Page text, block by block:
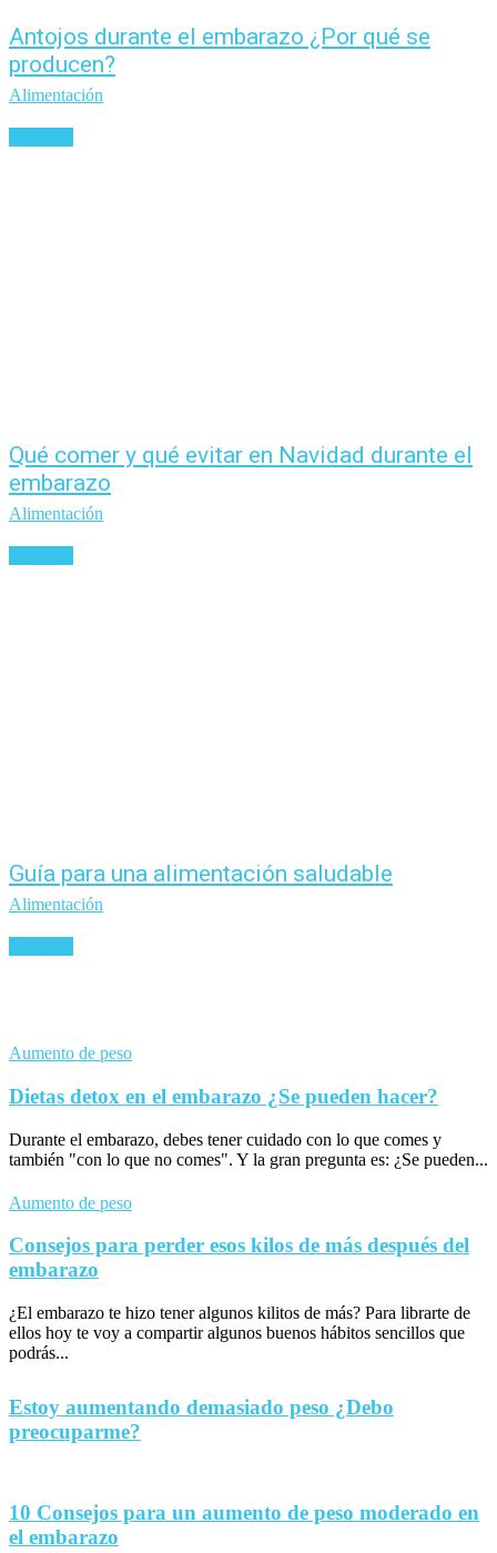
Antojos durante el embarazo ¿Por qué se
producen?
Alimentación
Qué comer y qué evitar en Navidad durante el
embarazo
Alimentación
Guía para una alimentación saludable
Alimentación
Aumento de peso
Dietas detox en el embarazo ¿Se pueden hacer?
Durante el embarazo, debes tener cuidado con lo que comes y
también "con lo que no comes". Y la gran pregunta es: ¿Se pueden...
Aumento de peso
Consejos para perder esos kilos de más después del
embarazo
¿El embarazo te hizo tener algunos kilitos de más? Para librarte de
ellos hoy te voy a compartir algunos buenos hábitos sencillos que
podrás...
Estoy aumentando demasiado peso ¿Debo
preocuparme?
10 Consejos para un aumento de peso moderado en
el embarazo